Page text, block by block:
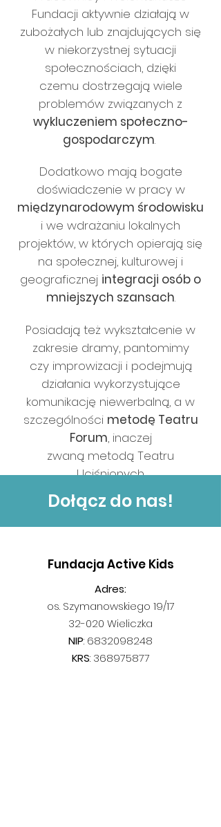
Fundacji aktywnie działają w
zubożałych lub znajdujących się
w niekorzystnej sytuacji
społecznościach, dzięki
czemu dostrzegają wiele
problemów związanych z
wykluczeniem społeczno-
gospodarczym.
Dodatkowo mają bogate
doświadczenie w pracy w
międzynarodowym środowisku
i we wdrażaniu lokalnych
projektów, w których opierają się
na społecznej, kulturowej i
geograficznej integracji osób o
mniejszych szansach.
Posiadają też wykształcenie w
zakresie dramy, pantomimy
czy improwizacji i podejmują
działania wykorzystujące
komunikację niewerbalną, a w
szczególności metodę Teatru
Forum, inaczej
zwaną metodą Teatru
Uciśnionych.
Dołącz do nas!
Fundacja Active Kids
Adres:
os. Szymanowskiego 19/17
32-020 Wieliczka
NIP: 6832098248
KRS: 368975877